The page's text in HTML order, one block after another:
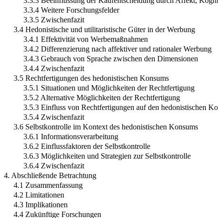
3.3.4 Weitere Forschungsfelder
3.3.5 Zwischenfazit
3.4 Hedonistische und utilitaristische Güter in der Werbung
3.4.1 Effektivität von Werbemaßnahmen
3.4.2 Differenzierung nach affektiver und rationaler Werbung
3.4.3 Gebrauch von Sprache zwischen den Dimensionen
3.4.4 Zwischenfazit
3.5 Rechtfertigungen des hedonistischen Konsums
3.5.1 Situationen und Möglichkeiten der Rechtfertigung
3.5.2 Alternative Möglichkeiten der Rechtfertigung
3.5.3 Einfluss von Rechtfertigungen auf den hedonistischen
3.5.4 Zwischenfazit
3.6 Selbstkontrolle im Kontext des hedonistischen Konsums
3.6.1 Informationsverarbeitung
3.6.2 Einflussfaktoren der Selbstkontrolle
3.6.3 Möglichkeiten und Strategien zur Selbstkontrolle
3.6.4 Zwischenfazit
4. Abschließende Betrachtung
4.1 Zusammenfassung
4.2 Limitationen
4.3 Implikationen
4.4 Zukünftige Forschungen